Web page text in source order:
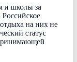
и школы за
отдыха на них не
статус